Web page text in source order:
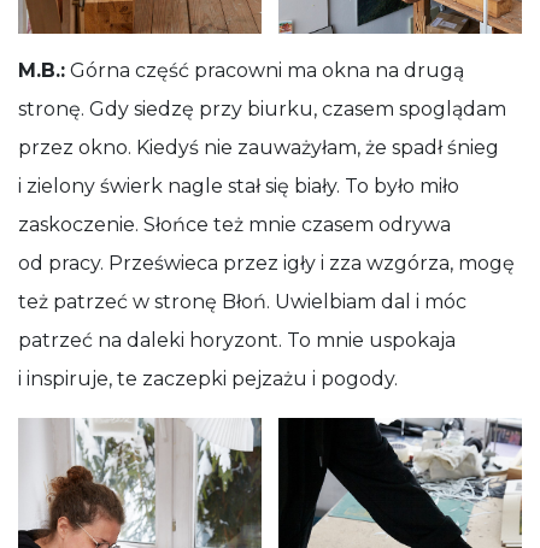
M.B.: Górna część pracowni ma okna na drugą
stronę. Gdy siedzę przy biurku, czasem spoglądam
przez okno. Kiedyś nie zauważyłam, że spadł śnieg
i zielony świerk nagle stał się biały. To było miło
zaskoczenie. Słońce też mnie czasem odrywa
od pracy. Prześwieca przez igły i zza wzgórza, mogę
też patrzeć w stronę Błoń. Uwielbiam dal i móc
patrzeć na daleki horyzont. To mnie uspokaja
i inspiruje, te zaczepki pejzażu i pogody.